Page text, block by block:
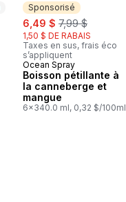
Sponsorisé
sale:
6,49 $ , formerly:
7,99 $
1,50 $ DE RABAIS
Taxes en sus, frais éco
s’appliquent
Sponsorisé
Ocean Spray
Boisson pétillante à
la canneberge et
mangue
6x340.0 ml, 0,32 $/100ml